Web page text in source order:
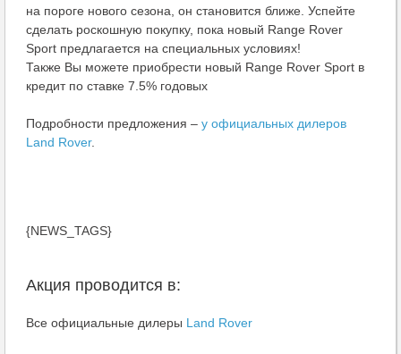
на пороге нового сезона, он становится ближе. Успейте
сделать роскошную покупку, пока новый Range Rover
Sport предлагается на специальных условиях!
Также Вы можете приобрести новый Range Rover Sport в
кредит по ставке 7.5% годовых
Подробности предложения – у официальных дилеров
Land Rover.
{NEWS_TAGS}
Акция проводится в:
Все официальные дилеры Land Rover